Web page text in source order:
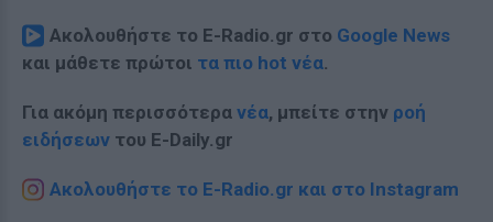
Ακολουθήστε το E-Radio.gr στο Google News
και μάθετε πρώτοι τα πιο hot νέα.
Για ακόμη περισσότερα νέα, μπείτε στην ροή
ειδήσεων του E-Daily.gr
Ακολουθήστε το E-Radio.gr και στο Instagram